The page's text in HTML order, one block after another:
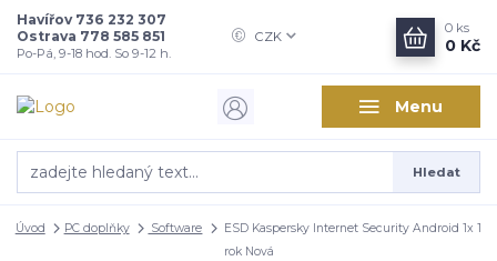
Menu
CZK
Hledat
Havířov 736 232 307
Ostrava 778 585 851
Po-Pá, 9-18 hod. So 9-12 h.
0 ks
0 Kč
Úvod PC doplňky Software
ESD Kaspersky Internet Security Android 1x 1
rok Nová